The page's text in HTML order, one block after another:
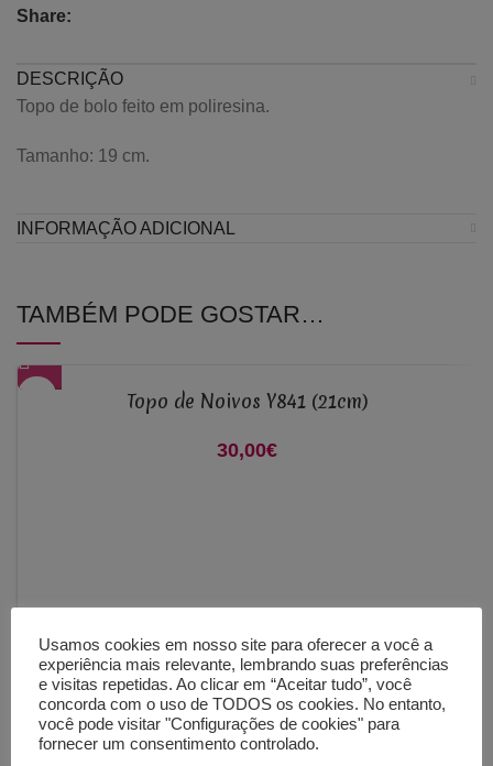
Share:
DESCRIÇÃO
Topo de bolo feito em poliresina.
Tamanho: 19 cm.
INFORMAÇÃO ADICIONAL
TAMBÉM PODE GOSTAR…
Topo de Noivos Y841 (21cm)
30,00€
Usamos cookies em nosso site para oferecer a você a
experiência mais relevante, lembrando suas preferências
e visitas repetidas. Ao clicar em “Aceitar tudo”, você
concorda com o uso de TODOS os cookies. No entanto,
você pode visitar "Configurações de cookies" para
fornecer um consentimento controlado.